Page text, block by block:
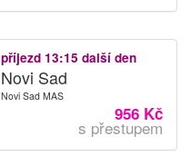
příjezd 13:15 další den
Novi Sad
Novi Sad MAS
956 Kč
s přestupem